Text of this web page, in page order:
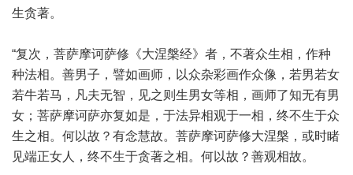
生贪著。
“复次，菩萨摩诃萨修《大涅槃经》者，不著众生相，作种
种法相。善男子，譬如画师，以众杂彩画作众像，若男若女
若牛若马，凡夫无智，见之则生男女等相，画师了知无有男
女；菩萨摩诃萨亦复如是，于法异相观于一相，终不生于众
生之相。何以故？有念慧故。菩萨摩诃萨修大涅槃，或时睹
见端正女人，终不生于贪著之相。何以故？善观相故。